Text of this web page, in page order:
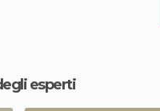
esperti